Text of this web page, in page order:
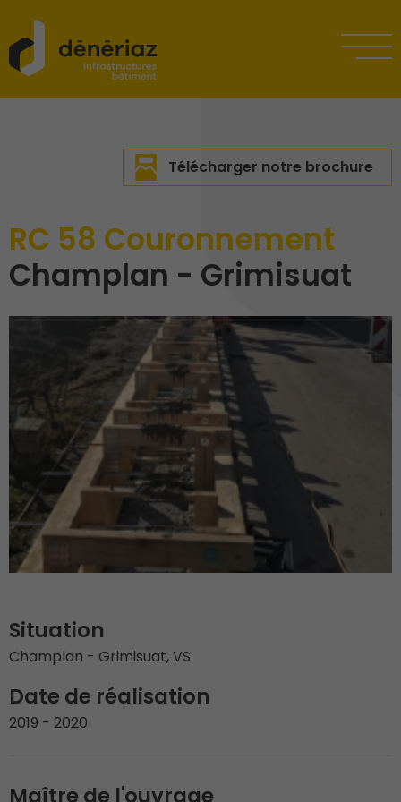
Télécharger notre brochure
RC 58 Couronnement
Champlan - Grimisuat
Situation
Champlan - Grimisuat, VS
Date de réalisation
2019 - 2020
Maître de l'ouvrage